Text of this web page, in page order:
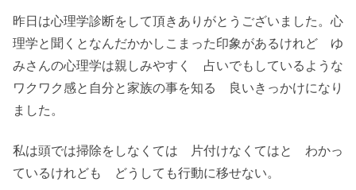
昨日は心理学診断をして頂きありがとうございました。心
理学と聞くとなんだかかしこまった印象があるけれど ゆ
みさんの心理学は親しみやすく 占いでもしているような
ワクワク感と自分と家族の事を知る 良いきっかけになり
ました。
私は頭では掃除をしなくては 片付けなくてはと わかっ
ているけれども どうしても行動に移せない。